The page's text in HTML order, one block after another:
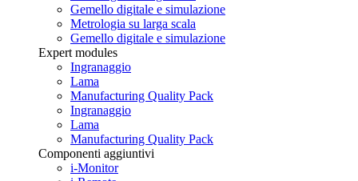
Gemello digitale e simulazione
Metrologia su larga scala
Gemello digitale e simulazione
Expert modules
Ingranaggio
Lama
Manufacturing Quality Pack
Ingranaggio
Lama
Manufacturing Quality Pack
Componenti aggiuntivi
i-Monitor